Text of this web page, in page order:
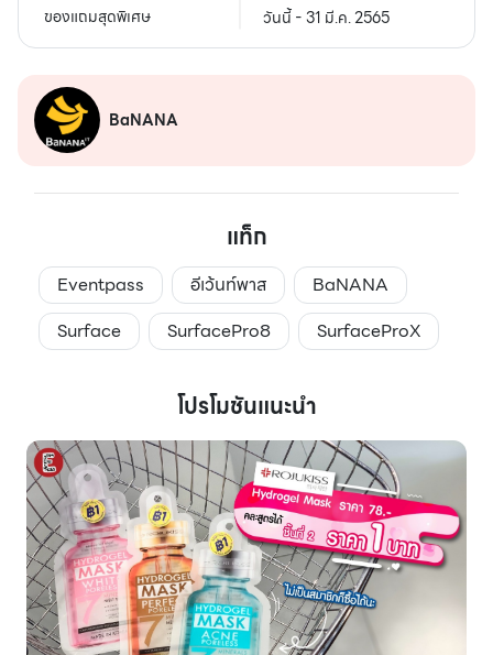
ของแถมสุดพิเศษ วันนี้ - 31 มี.ค. 2565
BaNANA
แท็ก
Eventpass อีเว้นท์พาส
BaNANA
Surface
SurfacePro8 SurfaceProX
โปรโมชันแนะนำ